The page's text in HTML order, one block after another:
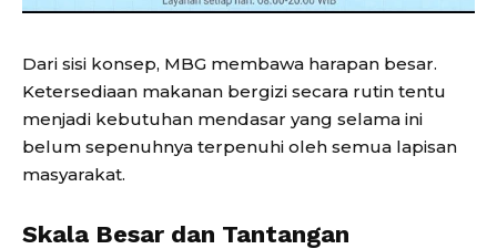
Dari sisi konsep, MBG membawa harapan besar.
Ketersediaan makanan bergizi secara rutin tentu
menjadi kebutuhan mendasar yang selama ini
belum sepenuhnya terpenuhi oleh semua lapisan
masyarakat.
Skala Besar dan Tantangan